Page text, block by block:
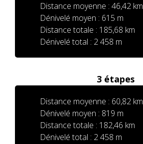
Distance moyenne : 46,42 km
Dénivelé moyen : 615 m
Distance totale : 185,68 km
Dénivelé total : 2 458 m
3 étapes
Distance moyenne : 60,82 km
Dénivelé moyen : 819 m
Distance totale : 182,46 km
Dénivelé total : 2 458 m